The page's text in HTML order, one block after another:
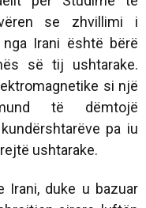
se zhvillimi i
Irani është bërë
së tij ushtarake.
si një
të dëmtojë
pa iu
ushtarake.
Irani, duke u bazuar